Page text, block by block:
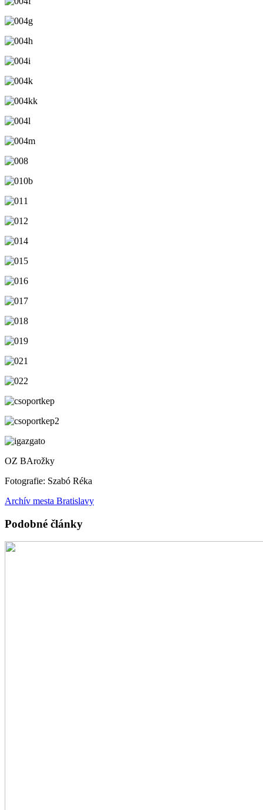
OZ BArožky
Fotografie: Szabó Réka
Archív mesta Bratislavy
Podobné články